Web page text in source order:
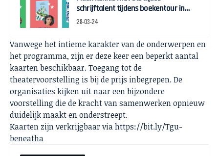
schrijftalent tijdens boekentour in
april
28-03-24
Vanwege het intieme karakter van de onderwerpen en
het programma, zijn er deze keer een beperkt aantal
kaarten beschikbaar. Toegang tot de
theatervoorstelling is bij de prijs inbegrepen. De
organisaties kijken uit naar een bijzondere
voorstelling die de kracht van samenwerken opnieuw
duidelijk maakt en onderstreept.
Kaarten zijn verkrijgbaar via https://bit.ly/Tgu-
beneatha